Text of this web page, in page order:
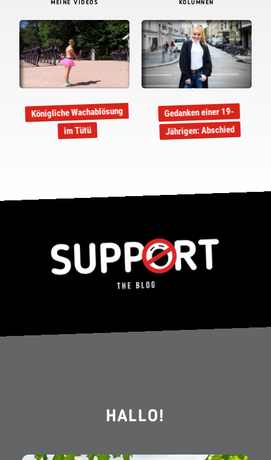
MEINE VIDEOS
Königliche Wachablösung
im Tütü
KOLUMNEN
Gedanken einer 19-
Jährigen: Abschied
HALLO!